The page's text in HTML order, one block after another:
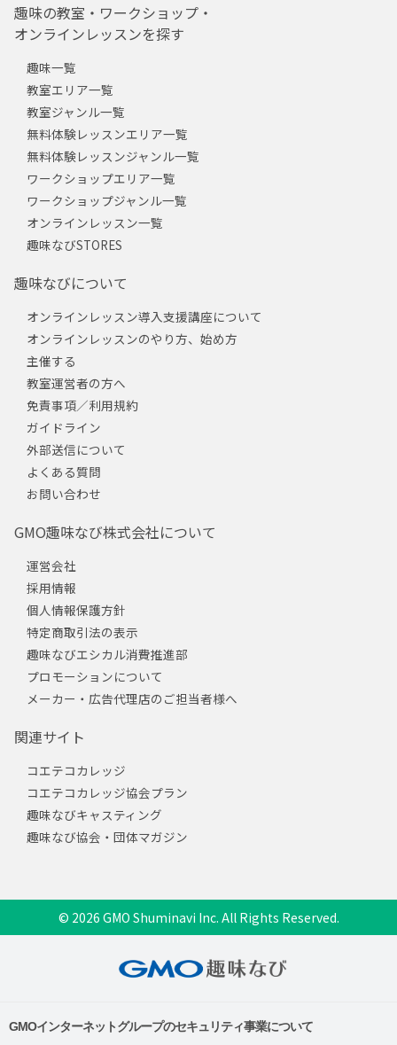
趣味の教室・ワークショップ・
オンラインレッスンを探す
趣味一覧
教室エリア一覧
教室ジャンル一覧
無料体験レッスンエリア一覧
無料体験レッスンジャンル一覧
ワークショップエリア一覧
ワークショップジャンル一覧
オンラインレッスン一覧
趣味なびSTORES
趣味なびについて
オンラインレッスン導入支援講座について
オンラインレッスンのやり方、始め方
主催する
教室運営者の方へ
免責事項／利用規約
ガイドライン
外部送信について
よくある質問
お問い合わせ
GMO趣味なび株式会社について
運営会社
採用情報
個人情報保護方針
特定商取引法の表示
趣味なびエシカル消費推進部
プロモーションについて
メーカー・広告代理店のご担当者様へ
関連サイト
コエテコカレッジ
コエテコカレッジ協会プラン
趣味なびキャスティング
趣味なび協会・団体マガジン
© 2026 GMO Shuminavi Inc. All Rights Reserved.